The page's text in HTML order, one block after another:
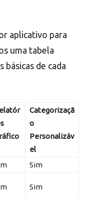
aplicativo para
uma tabela
básicas de cada
Categorizaçã
o
Personalizáv
el
Sim
Sim